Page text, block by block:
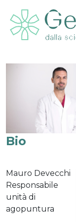
Bio
Mauro Devecchi
Responsabile
unità di
agopuntura